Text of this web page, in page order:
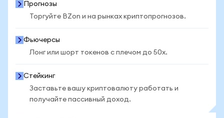
Прогнозы
Торгуйте BZon и на рынках криптопрогнозов.
Фьючерсы
Лонг или шорт токенов с плечом до 50x.
Стейкинг
Заставьте вашу криптовалюту работать и
получайте пассивный доход.